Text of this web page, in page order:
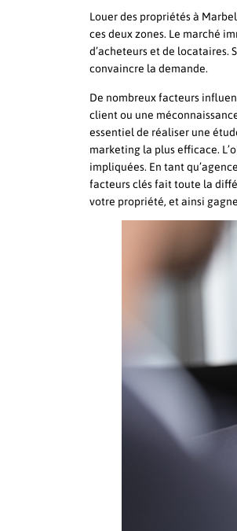
Louer des propriétés à
ces deux zones. Le marché
d’acheteurs et de
convaincre la demande.
De nombreux facteurs
client ou une
essentiel de réaliser une
marketing la plus efficace.
impliquées. En tant
facteurs clés fait toute la
votre propriété, et ainsi